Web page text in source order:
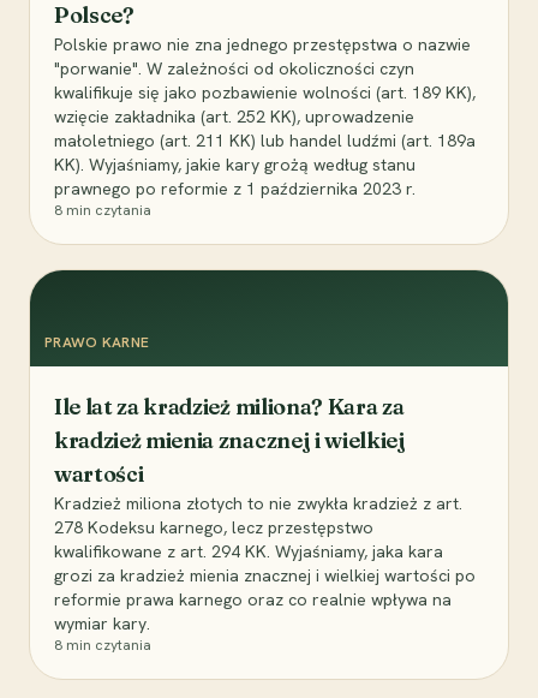
Polsce?
Polskie prawo nie zna jednego przestępstwa o nazwie
"porwanie". W zależności od okoliczności czyn
kwalifikuje się jako pozbawienie wolności (art. 189 KK),
wzięcie zakładnika (art. 252 KK), uprowadzenie
małoletniego (art. 211 KK) lub handel ludźmi (art. 189a
KK). Wyjaśniamy, jakie kary grożą według stanu
prawnego po reformie z 1 października 2023 r.
8 min czytania
PRAWO KARNE
Ile lat za kradzież miliona? Kara za
kradzież mienia znacznej i wielkiej
wartości
Kradzież miliona złotych to nie zwykła kradzież z art.
278 Kodeksu karnego, lecz przestępstwo
kwalifikowane z art. 294 KK. Wyjaśniamy, jaka kara
grozi za kradzież mienia znacznej i wielkiej wartości po
reformie prawa karnego oraz co realnie wpływa na
wymiar kary.
8 min czytania